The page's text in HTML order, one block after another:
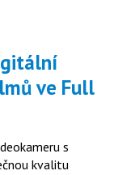
ve Full
s
kvalitu